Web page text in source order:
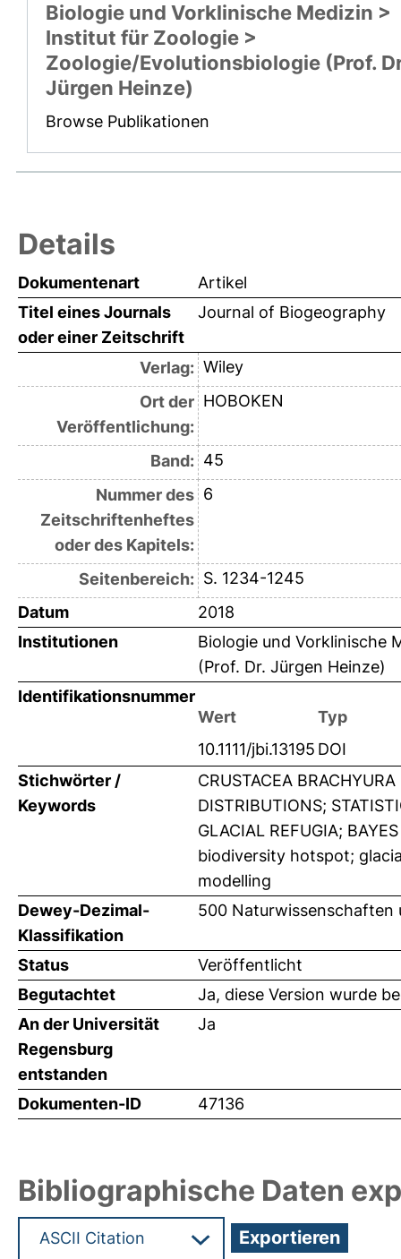
Biologie und Vorklinische Medizin >
Institut für Zoologie >
Zoologie/Evolutionsbiologie (Prof.
Jürgen Heinze)
Browse Publikationen
Details
Dokumentenart
Artikel
Titel eines Journals
oder einer Zeitschrift
Journal of Biogeography
Verlag: Wiley
Ort der
Veröffentlichung:
HOBOKEN
Band: 45
Nummer des
Zeitschriftenheftes
oder des Kapitels:
6
Seitenbereich: S. 1234-1245
Datum
2018
Institutionen
Biologie und Vorklinische
(Prof. Dr. Jürgen Heinze)
Identifikationsnummer
Wert
Typ
10.1111/jbi.13195 DOI
Stichwörter /
Keywords
CRUSTACEA
DISTRIBUTIONS;
GLACIAL REFUGIA;
biodiversity hotspot;
modelling
Dewey-Dezimal-
Klassifikation
500 Naturwissenschaften
Status
Veröffentlicht
Begutachtet
Ja, diese Version wurde
An der Universität
Regensburg
entstanden
Ja
Dokumenten-ID 47136
Bibliographische Daten